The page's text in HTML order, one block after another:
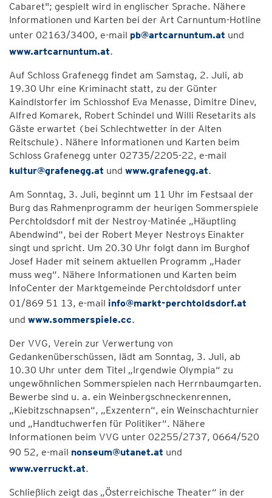
Cabaret"; gespielt wird in englischer Sprache. Nähere
Informationen und Karten bei der Art Carnuntum-Hotline
unter 02163/3400, e-mail pb@artcarnuntum.at und
www.artcarnuntum.at.
Auf Schloss Grafenegg findet am Samstag, 2. Juli, ab
19.30 Uhr eine Kriminacht statt, zu der Günter
Kaindlstorfer im Schlosshof Eva Menasse, Dimitre Dinev,
Alfred Komarek, Robert Schindel und Willi Resetarits als
Gäste erwartet (bei Schlechtwetter in der Alten
Reitschule). Nähere Informationen und Karten beim
Schloss Grafenegg unter 02735/2205-22, e-mail
kultur@grafenegg.at und www.grafenegg.at.
Am Sonntag, 3. Juli, beginnt um 11 Uhr im Festsaal der
Burg das Rahmenprogramm der heurigen Sommerspiele
Perchtoldsdorf mit der Nestroy-Matinée „Häuptling
Abendwind“, bei der Robert Meyer Nestroys Einakter
singt und spricht. Um 20.30 Uhr folgt dann im Burghof
Josef Hader mit seinem aktuellen Programm „Hader
muss weg“. Nähere Informationen und Karten beim
InfoCenter der Marktgemeinde Perchtoldsdorf unter
01/869 51 13, e-mail info@markt-perchtoldsdorf.at
und www.sommerspiele.cc.
Der VVG, Verein zur Verwertung von
Gedankenüberschüssen, lädt am Sonntag, 3. Juli, ab
10.30 Uhr unter dem Titel „Irgendwie Olympia“ zu
ungewöhnlichen Sommerspielen nach Herrnbaumgarten.
Bewerbe sind u. a. ein Weinbergschneckenrennen,
„Kiebitzschnapsen“, „Exzentern“, ein Weinschachturnier
und „Handtuchwerfen für Politiker“. Nähere
Informationen beim VVG unter 02255/2737, 0664/520
90 52, e-mail nonseum@utanet.at und
www.verruckt.at.
Schließlich zeigt das „Österreichische Theater“ in der